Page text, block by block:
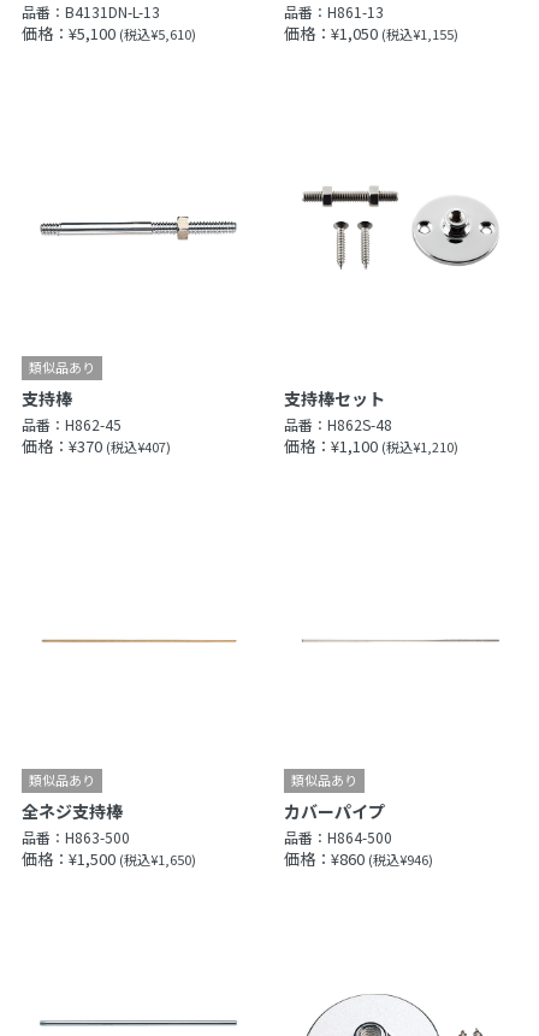
品番： B4131DN-L-13
価格：¥5,100 (税込¥5,610)
品番：H861-13
価格：¥1,050 (税込¥1,155)
支持棒
品番： H862-45
価格：¥370 (税込¥407)
支持棒セット
品番：H862S-48
価格：¥1,100 (税込¥1,210)
全ネジ支持棒
品番： H863-500
価格：¥1,500 (税込¥1,650)
カバーパイプ
品番：H864-500
価格：¥860 (税込¥946)